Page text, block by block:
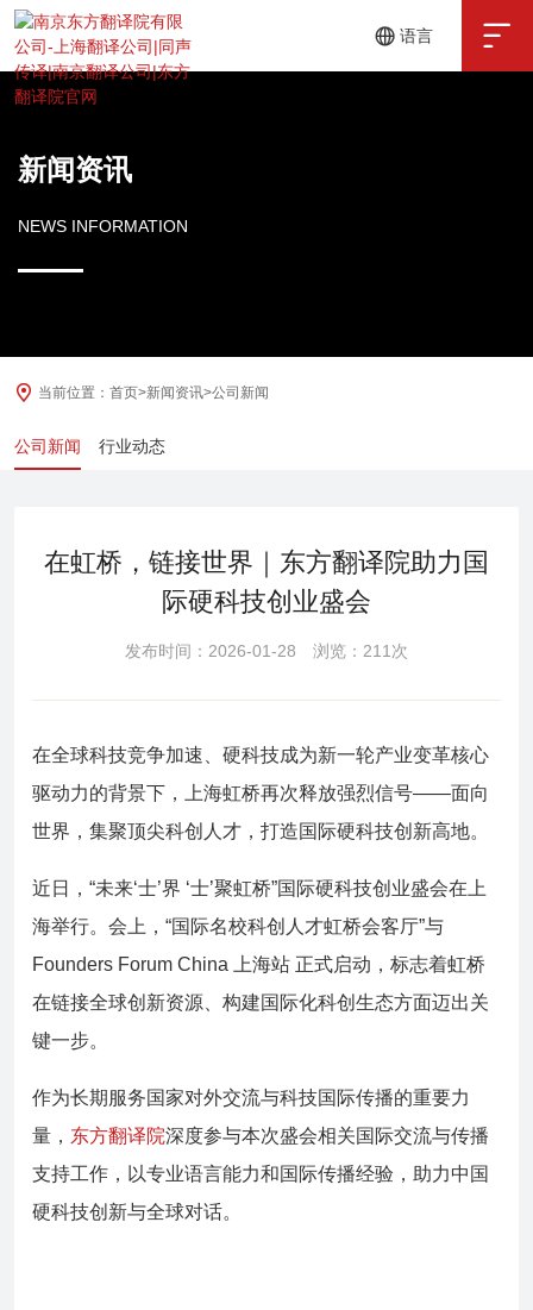
语言 
新闻资讯
NEWS INFORMATION
公司新闻 行业动态
当前位置： 首页>新闻资讯>公司新闻
在虹桥，链接世界｜东方翻译院助力国
际硬科技创业盛会
发布时间：2026-01-28 浏览：211次
在全球科技竞争加速、硬科技成为新一轮产业变革核心
驱动力的背景下，上海虹桥再次释放强烈信号——面向
世界，集聚顶尖科创人才，打造国际硬科技创新高地。
近日，“未来‘士’界 ‘士’聚虹桥”国际硬科技创业盛会在上
海举行。会上，“国际名校科创人才虹桥会客厅”与
Founders Forum China 上海站 正式启动，标志着虹桥
在链接全球创新资源、构建国际化科创生态方面迈出关
键一步。
作为长期服务国家对外交流与科技国际传播的重要力
量， 东方翻译院深度参与本次盛会相关国际交流与传播
支持工作，以专业语言能力和国际传播经验，助力中国
硬科技创新与全球对话。